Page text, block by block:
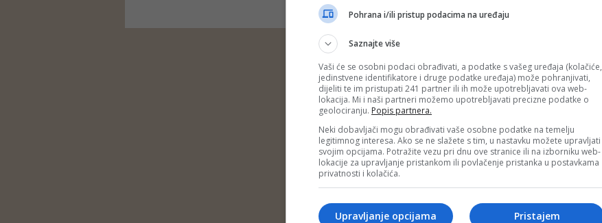
Pohrana i/ili pristup podacima na uređaju
Saznajte više
Vaši će se osobni podaci obrađivati, a podatke s vašeg uređaja (kolačiće,
jedinstvene identifikatore i druge podatke uređaja) može pohranjivati,
dijeliti te im pristupati 241 partner ili ih može upotrebljavati ova web-
lokacija. Mi i naši partneri možemo upotrebljavati precizne podatke o
geolociranju. Popis partnera.
Neki dobavljači mogu obrađivati vaše osobne podatke na temelju
legitimnog interesa. Ako se ne slažete s tim, u nastavku možete upravljati
svojim opcijama. Potražite vezu pri dnu ove stranice ili na izborniku web-
lokacije za upravljanje pristankom ili povlačenje pristanka u postavkama
privatnosti i kolačića.
Pristajem
Upravljanje opcijama